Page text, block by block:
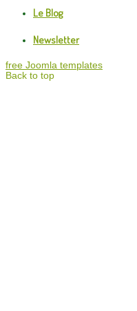
Le Blog
Newsletter
free Joomla templates
Back to top